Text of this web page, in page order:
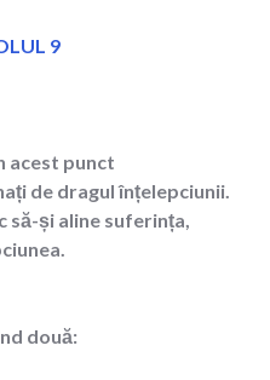
9
acest punct
de dragul înțelepciunii.
să-și aline suferința,
două: